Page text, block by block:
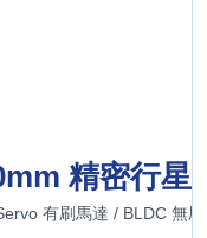
精密行星
有刷馬達 / BLDC 無